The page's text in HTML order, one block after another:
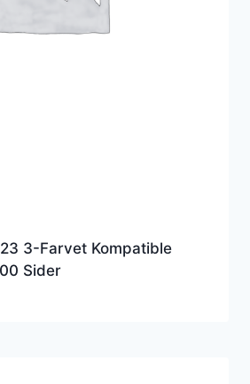
3-Farvet Kompatible
Sider